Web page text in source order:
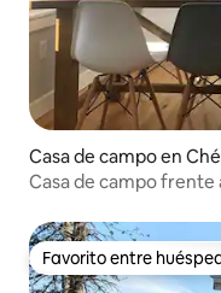
Casa de campo en
Casa de campo frente
Favorito entre
Favorito entre